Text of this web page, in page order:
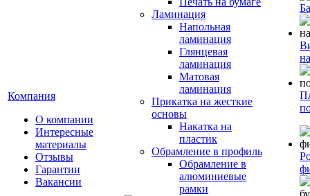
Компания
О компании
Интересные
материалы
Отзывы
Гарантии
Вакансии
Ламинация
Напольная
ламинация
Глянцевая
ламинация
Матовая
ламинация
Прикатка на жесткие
основы
Накатка на
пластик
Обрамление в профиль
Обрамление в
алюминиевые
рамки